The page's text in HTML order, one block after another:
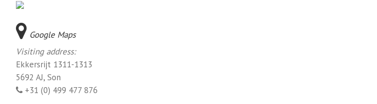
Google Maps
Visiting address:
Ekkersrijt 1311-1313
5692 AJ, Son
+31 (0) 499 477 876